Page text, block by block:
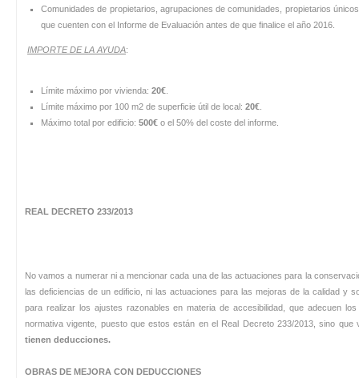
Comunidades de propietarios, agrupaciones de comunidades, propietarios
que cuenten con el Informe de Evaluación antes de que finalice el año 2016.
IMPORTE DE LA AYUDA:
Límite máximo por vivienda: 20€
Límite máximo por 100 m2 de superficie útil de local: 20€
Máximo total por edificio: 500€ o el 50% del coste del informe.
REAL DECRETO 233/2013
No vamos a numerar ni a mencionar cada una de las actuaciones para la
las deficiencias de un edificio, ni las actuaciones para las mejoras de la calidad y
para realizar los ajustes razonables en materia de accesibilidad, que adecuen
normativa vigente, puesto que estos están en el Real Decreto 233/2013, sino
tienen deducciones.
OBRAS DE MEJORA CON DEDUCCIONES